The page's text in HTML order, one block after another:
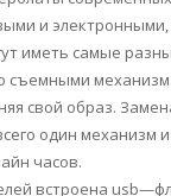
и
иметь самые
съемными
свой образ.
один механизм
часов.
встроена usb—